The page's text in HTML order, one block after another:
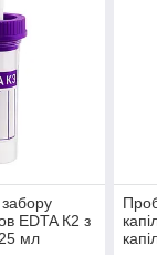
EDTA К2 з
мл